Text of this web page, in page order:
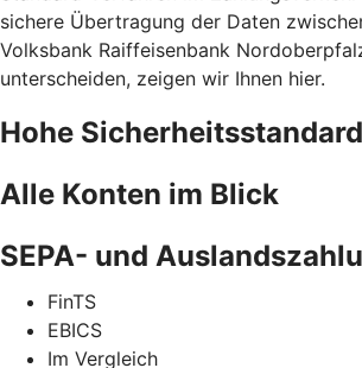
sichere Übertragung der Daten
Volksbank Raiffeisenbank
unterscheiden, zeigen wir Ihnen hier.
Hohe
Alle Konten im Blick
SEPA- und
FinTS
EBICS
Im Vergleich